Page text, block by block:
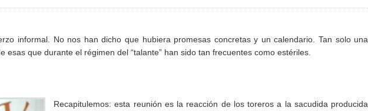
informal. No nos han dicho que hubiera promesas concretas y un calendario. Tan solo una
esas que durante el régimen del “talante” han sido tan frecuentes como estériles.
Recapitulemos: esta reunión es la reacción de los toreros a la sacudida producida